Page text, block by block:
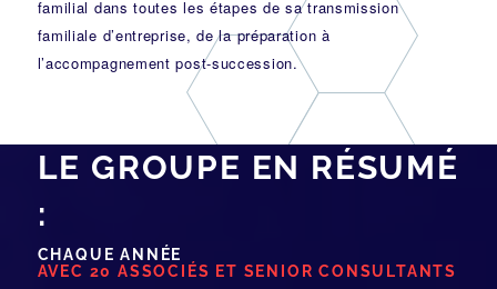
familial dans toutes les étapes de sa transmission
familiale d’entreprise, de la préparation à
l’accompagnement post-succession.
LE GROUPE EN RÉSUMÉ
:
CHAQUE ANNÉE
AVEC 20 ASSOCIÉS ET SENIOR CONSULTANTS